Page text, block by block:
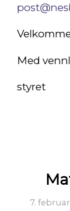
Med
styret
7.